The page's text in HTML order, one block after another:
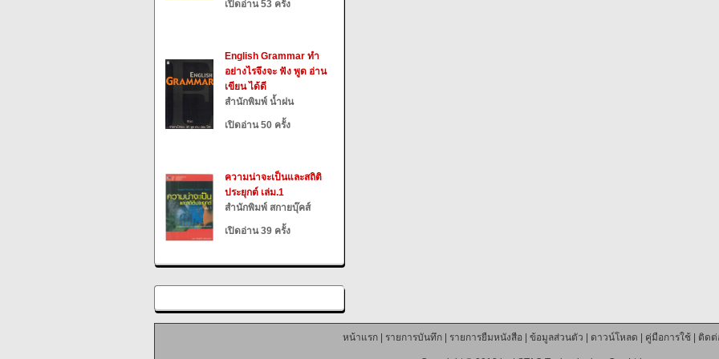
เปิดอ่าน 53 ครั้ง
English Grammar ทำ
อย่างไรจึงจะ ฟัง พูด อ่าน
เขียน ได้ดี
สำนักพิมพ์ น้ำฝน
เปิดอ่าน 50 ครั้ง
ความน่าจะเป็นและสถิติ
ประยุกต์ เล่ม.1
สำนักพิมพ์ สกายบุ๊คส์
เปิดอ่าน 39 ครั้ง
หน้าแรก| รายการบันทึก| รายการยืมหนังสือ ข้อมูลส่วนตัว ดาวน์โหลด คู่มือการใช้| ติดต่